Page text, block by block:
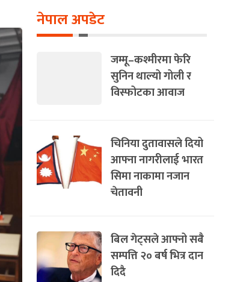
नेपाल अपडेट
जम्मू–कश्मीरमा फेरि
सुनिन थाल्यो गोली र
विस्फोटका आवाज
चिनिया दुतावासले दियो
आफ्ना नागरीलाई भारत
सिमा नाकामा नजान
चेतावनी
बिल गेट्सले आफ्नो सबै
सम्पत्ति २० बर्ष भित्र दान
दिदै